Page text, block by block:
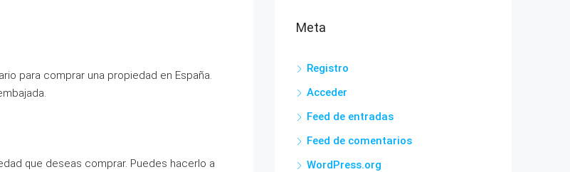
para comprar una propiedad en España.
que deseas comprar. Puedes hacerlo a
Meta
Registro
Acceder
Feed de entradas
Feed de comentarios
WordPress.org